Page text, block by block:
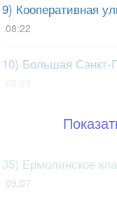
9) Кооперативная
08:22
10) Большая Санкт-
35) Ермолинское
09:07